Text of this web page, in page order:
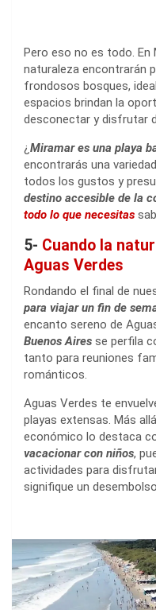
Pero eso no es todo. En
naturaleza encontrarán
frondosos bosques,
espacios brindan la
desconectar y disfrutar
¿ Miramar es una playa
encontrarás una
todos los gustos y
destino accesible de la
todo lo que necesitas
5- Cuando la
Aguas Verdes
Rondando el final de
para viajar un fin de
encanto sereno de
Buenos Aires se perfila
tanto para reuniones
románticos.
Aguas Verdes te
playas extensas. Más
económico lo destaca
vacacionar con niños,
actividades para
signifique un